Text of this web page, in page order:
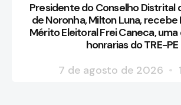
Presidente do Conselho Distrital
de Noronha, Milton Luna,
Mérito Eleitoral Frei Caneca,
honrarias do TRE-PE
7 de agosto de 2026